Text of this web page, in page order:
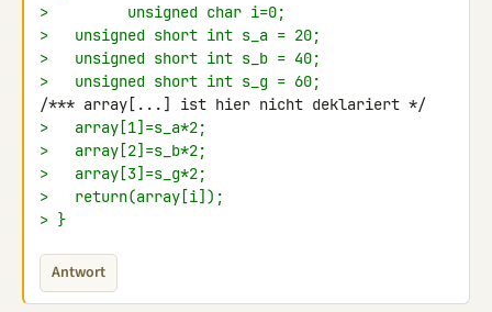
>         unsigned char i=0;
>   unsigned short int s_a = 20;
>   unsigned short int s_b = 40;
>   unsigned short int s_g = 60;
>   array[1]=s_a*2;
>   array[2]=s_b*2;
>   array[3]=s_g*2;
>   return(array[i]);
> }
Antwort